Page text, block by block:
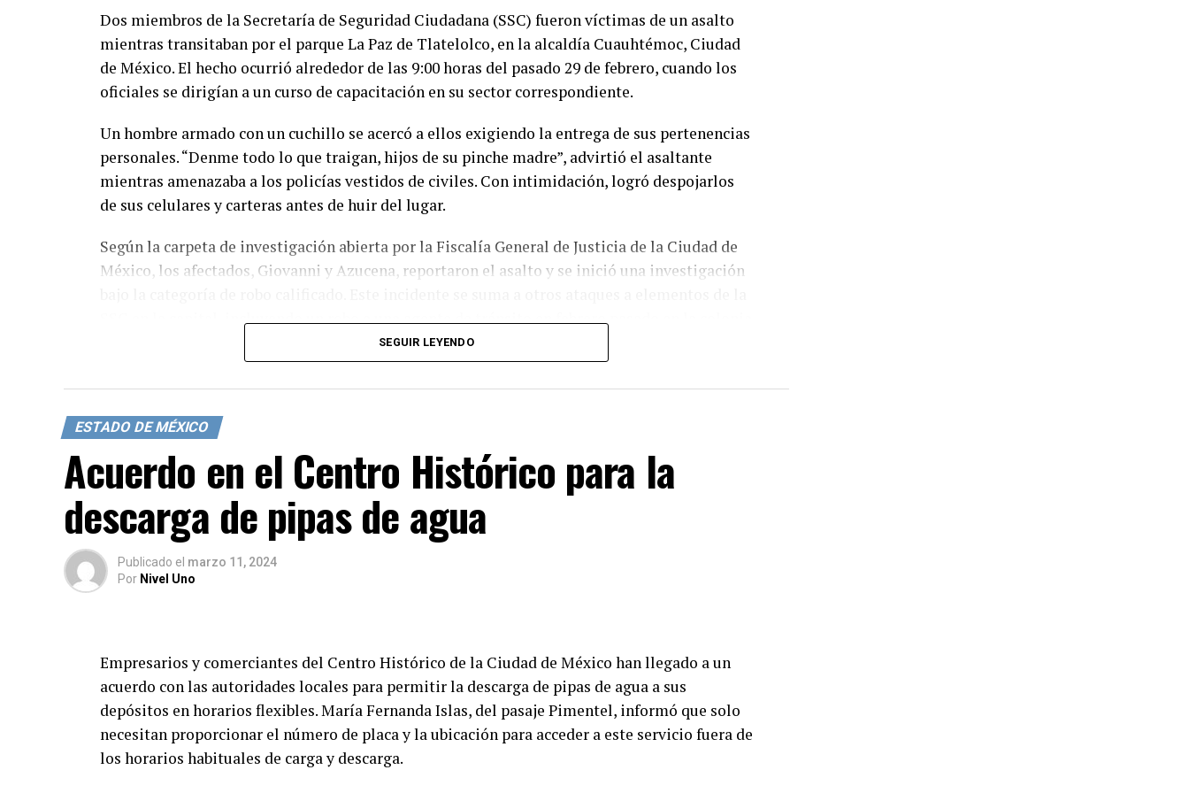
Dos miembros de la Secretaría de Seguridad Ciudadana (SSC) fueron víctimas de un asalto
mientras transitaban por el parque La Paz de Tlatelolco, en la alcaldía Cuauhtémoc, Ciudad
de México. El hecho ocurrió alrededor de las 9:00 horas del pasado 29 de febrero, cuando los
oficiales se dirigían a un curso de capacitación en su sector correspondiente.
Un hombre armado con un cuchillo se acercó a ellos exigiendo la entrega de sus pertenencias
personales. “Denme todo lo que traigan, hijos de su pinche madre”, advirtió el asaltante
mientras amenazaba a los policías vestidos de civiles. Con intimidación, logró despojarlos
de sus celulares y carteras antes de huir del lugar.
Según la carpeta de investigación abierta por la Fiscalía General de Justicia de la Ciudad de
México, los afectados, Giovanni y Azucena, reportaron el asalto y se inició una investigación
SSC en la capital, incluyendo un robo a una agente de tránsito en febrero pasado en la colonia
SEGUIR LEYENDO
ESTADO DE MÉXICO
Acuerdo en el Centro Histórico para la
descarga de pipas de agua
Publicado el marzo 11, 2024
Por Nivel Uno
Empresarios y comerciantes del Centro Histórico de la Ciudad de México han llegado a un
acuerdo con las autoridades locales para permitir la descarga de pipas de agua a sus
depósitos en horarios flexibles. María Fernanda Islas, del pasaje Pimentel, informó que solo
necesitan proporcionar el número de placa y la ubicación para acceder a este servicio fuera de
los horarios habituales de carga y descarga.